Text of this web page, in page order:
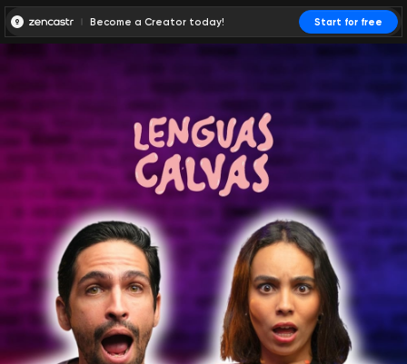
Become a Creator today! Start for free